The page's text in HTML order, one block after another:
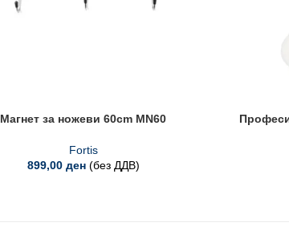
Магнет за ножеви 60cm MN60
Fortis
899,00 ден (без ДДВ)